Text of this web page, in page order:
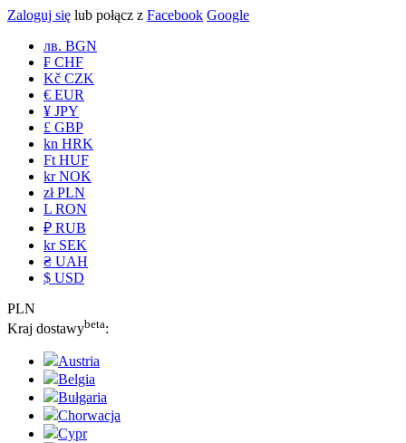
Zaloguj się lub połącz z Facebook Google
лв. BGN
₣ CHF
Kč CZK
€ EUR
¥ JPY
£ GBP
kn HRK
Ft HUF
kr NOK
zł PLN
L RON
₽ RUB
kr SEK
₴ UAH
$ USD
PLN
Kraj dostawybeta:
Austria
Belgia
Bułgaria
Chorwacja
Cypr